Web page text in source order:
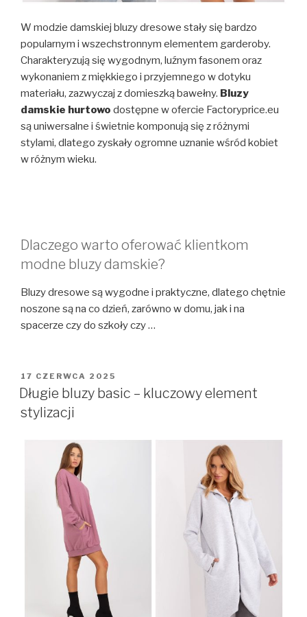
W modzie damskiej bluzy dresowe stały się bardzo
popularnym i wszechstronnym elementem garderoby.
Charakteryzują się wygodnym, luźnym fasonem oraz
wykonaniem z miękkiego i przyjemnego w dotyku
materiału, zazwyczaj z domieszką bawełny. Bluzy
damskie hurtowo dostępne w ofercie Factoryprice.eu
są uniwersalne i świetnie komponują się z różnymi
stylami, dlatego zyskały ogromne uznanie wśród kobiet
w różnym wieku.
Dlaczego warto oferować klientkom
modne bluzy damskie?
Bluzy dresowe są wygodne i praktyczne, dlatego chętnie
noszone są na co dzień, zarówno w domu, jak i na
spacerze czy do szkoły czy …
OPUBLIKOWANE
W
17 CZERWCA 2025
Długie bluzy basic – kluczowy element
stylizacji